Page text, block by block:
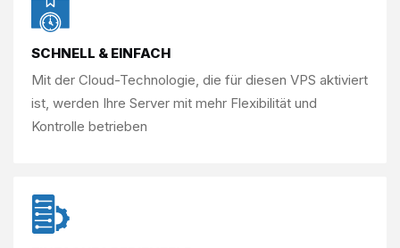
SCHNELL & EINFACH
Mit der Cloud-Technologie, die für diesen VPS aktiviert
ist, werden Ihre Server mit mehr Flexibilität und
Kontrolle betrieben